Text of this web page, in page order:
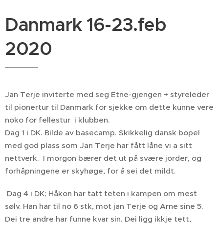
Danmark 16-23.feb
2020
Jan Terje inviterte med seg Etne-gjengen + styreleder
til pionertur til Danmark for sjekke om dette kunne vere
noko for fellestur i klubben.
Dag 1 i DK. Bilde av basecamp. Skikkelig dansk bopel
med god plass som Jan Terje har fått låne vi a sitt
nettverk. I morgon bærer det ut på svære jorder, og
forhåpningene er skyhøge, for å sei det mildt.
Dag 4 i DK; Håkon har tatt teten i kampen om mest
sølv. Han har til no 6 stk, mot jan Terje og Arne sine 5.
Dei tre andre har funne kvar sin. Dei ligg ikkje tett,